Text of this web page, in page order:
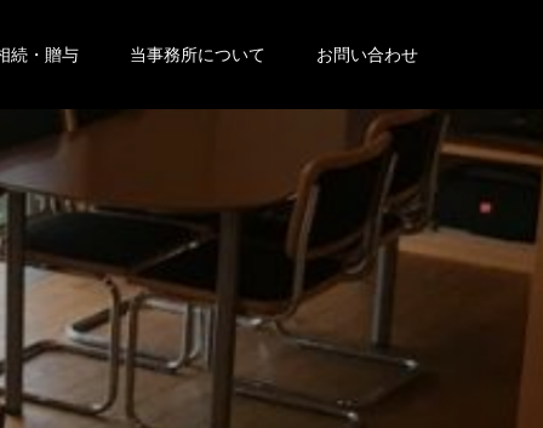
続・贈与 当事務所について お問い合わせ
します